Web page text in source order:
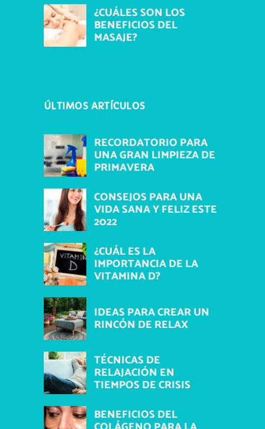
¿CUÁLES SON LOS
BENEFICIOS DEL
MASAJE?
ÚLTIMOS ARTÍCULOS
RECORDATORIO PARA
UNA GRAN LIMPIEZA DE
PRIMAVERA
CONSEJOS PARA UNA
VIDA SANA Y FELIZ ESTE
2022
¿CUÁL ES LA
IMPORTANCIA DE LA
VITAMINA D?
IDEAS PARA CREAR UN
RINCÓN DE RELAX
TÉCNICAS DE
RELAJACIÓN EN
TIEMPOS DE CRISIS
BENEFICIOS DEL